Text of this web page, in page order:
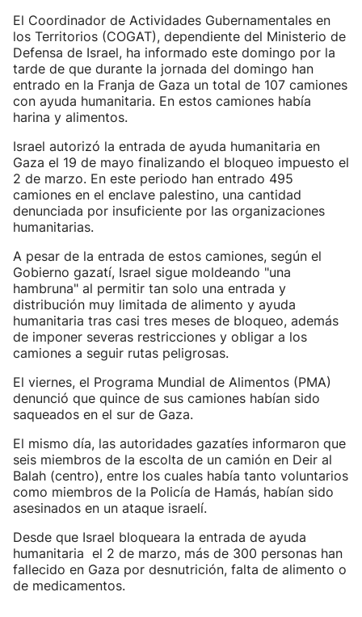
El Coordinador de Actividades Gubernamentales en
los Territorios (COGAT), dependiente del Ministerio de
Defensa de Israel, ha informado este domingo por la
tarde de que durante la jornada del domingo han
entrado en la Franja de Gaza un total de 107 camiones
con ayuda humanitaria. En estos camiones había
harina y alimentos.
Israel autorizó la entrada de ayuda humanitaria en
Gaza el 19 de mayo finalizando el bloqueo impuesto el
2 de marzo. En este periodo han entrado 495
camiones en el enclave palestino, una cantidad
denunciada por insuficiente por las organizaciones
humanitarias.
A pesar de la entrada de estos camiones, según el
Gobierno gazatí, Israel sigue moldeando "una
hambruna" al permitir tan solo una entrada y
distribución muy limitada de alimento y ayuda
humanitaria tras casi tres meses de bloqueo, además
de imponer severas restricciones y obligar a los
camiones a seguir rutas peligrosas.
El viernes, el Programa Mundial de Alimentos (PMA)
denunció que quince de sus camiones habían sido
saqueados en el sur de Gaza.
El mismo día, las autoridades gazatíes informaron que
seis miembros de la escolta de un camión en Deir al
Balah (centro), entre los cuales había tanto voluntarios
como miembros de la Policía de Hamás, habían sido
asesinados en un ataque israelí.
Desde que Israel bloqueara la entrada de ayuda
humanitaria el 2 de marzo, más de 300 personas han
fallecido en Gaza por desnutrición, falta de alimento o
de medicamentos.